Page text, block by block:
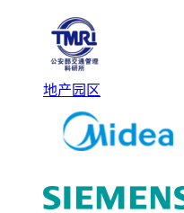
地产园区